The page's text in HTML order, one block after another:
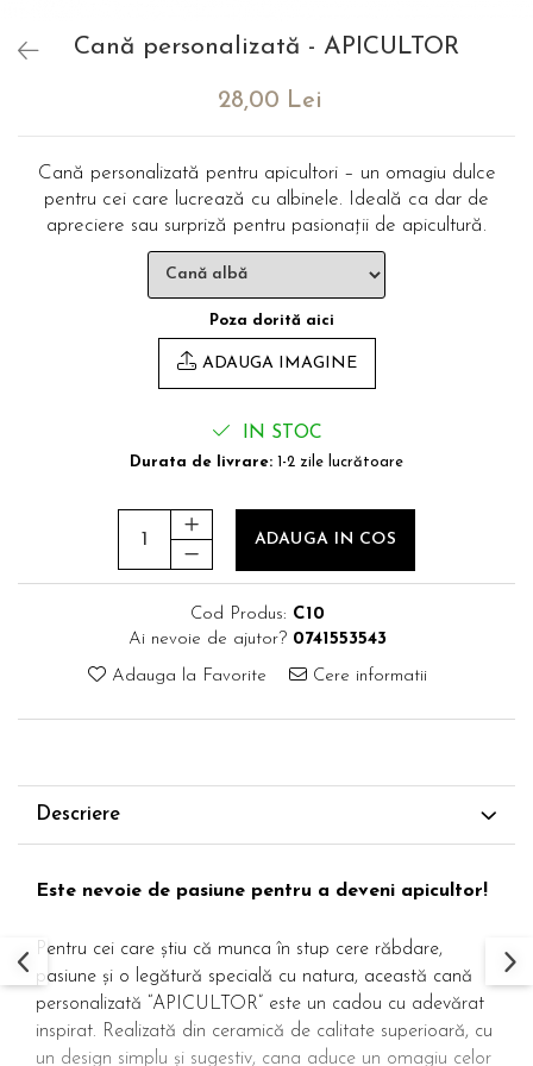
Puzzle personalizat
Sort personalizat
Tricouri personalizate
Pix personalizat
Tavita de motCană personalizată - APICULTOR
28,00 Lei
Cană personalizată pentru apicultori – un omagiu dulce
pentru cei care lucrează cu albinele. Ideală ca dar de
apreciere sau surpriză pentru pasionații de apicultură.
Poza dorită aici
ADAUGA IMAGINE
IN STOC
Durata de livrare: 1-2 zile lucrătoare
ADAUGA IN COS
Cod Produs: C10
Ai nevoie de ajutor? 0741553543
Adauga la Favorite Cere informatii
Descriere
Este nevoie de pasiune pentru a deveni apicultor!
Pentru cei care știu că munca în stup cere răbdare,
pasiune și o legătură specială cu natura, această cană
personalizată “APICULTOR” este un cadou cu adevărat
inspirat. Realizată din ceramică de calitate superioară, cu
un design simplu și sugestiv, cana aduce un omagiu celor